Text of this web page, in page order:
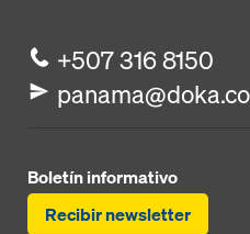
+507 316 8150
Boletín informativo
Recibir newsletter